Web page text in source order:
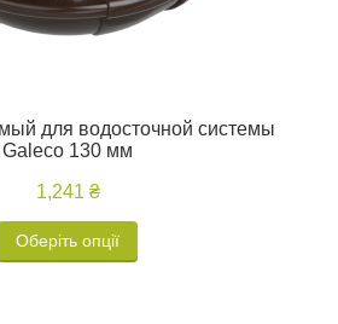
для водосточной системы
Galeco 130 мм
1,241 ₴
Оберіть опції